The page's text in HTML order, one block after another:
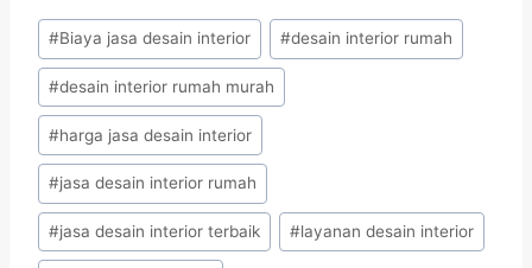
Post
Tags:
#Biaya jasa desain interior #desain interior rumah
#desain interior rumah murah
#harga jasa desain interior
#jasa desain interior rumah
#jasa desain interior terbaik #layanan desain interior